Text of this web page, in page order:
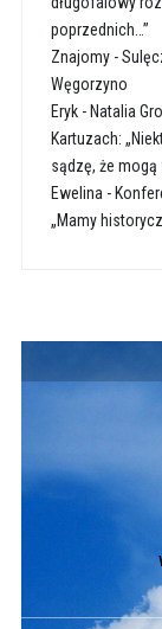
poprzednich…”
Znajomy-
Węgorzyno
Eryk- Natalia
Kartuzach:
sądzę, że
Ewelina -
„Mamy